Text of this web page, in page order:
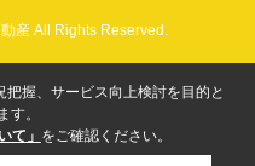
産 All Rights Reserved.
握、サービス向上検討を目的と
す。
て」 をご確認ください。